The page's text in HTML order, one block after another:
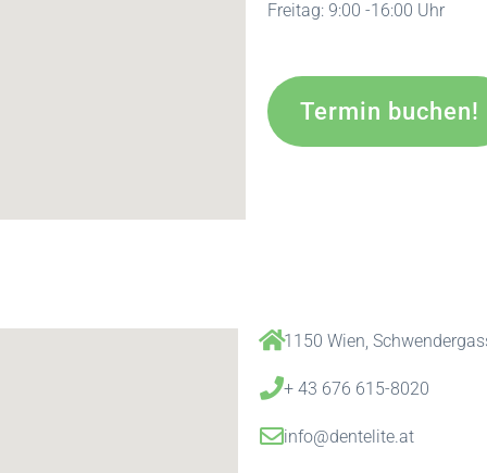
Freitag: 9:00 -16:00 Uhr
Termin buchen!
1150 Wien,
+ 43 676 615-8020
info@dentelite.at